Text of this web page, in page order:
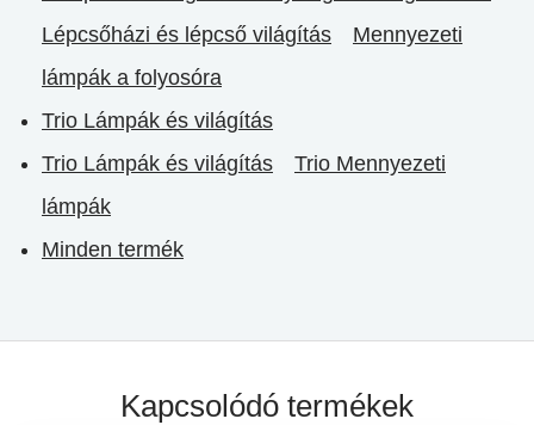
Lépcsőházi és lépcső világítás
Mennyezeti
lámpák a folyosóra
Trio Lámpák és világítás
Trio Lámpák és világítás
Trio Mennyezeti
lámpák
Minden termék
Kapcsolódó termékek